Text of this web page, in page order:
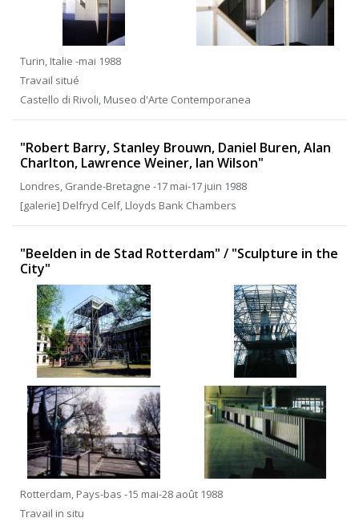
Turin, Italie -mai 1988
Travail situé
Castello di Rivoli, Museo d'Arte Contemporanea
"Robert Barry, Stanley Brouwn, Daniel Buren, Alan
Charlton, Lawrence Weiner, Ian Wilson"
Londres, Grande-Bretagne -17 mai-17 juin 1988
[galerie] Delfryd Celf, Lloyds Bank Chambers
"Beelden in de Stad Rotterdam" / "Sculpture in the
City"
Rotterdam, Pays-bas -15 mai-28 août 1988
Travail in situ